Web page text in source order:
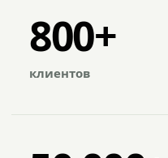
800+
клиентов